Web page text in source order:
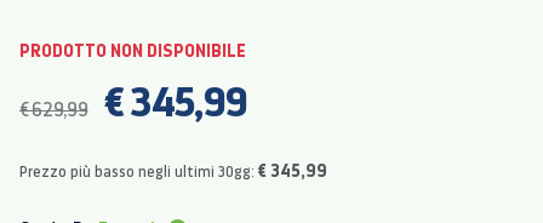
PRODOTTO NON DISPONIBILE
€ 629,99 € 345,99
Prezzo più basso negli ultimi 30gg: € 345,99